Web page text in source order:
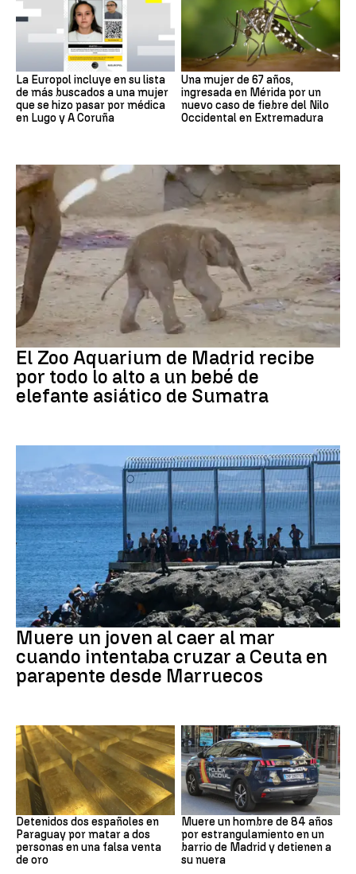
La Europol incluye en su lista
de más buscados a una mujer
que se hizo pasar por médica
en Lugo y A Coruña
Una mujer de 67 años,
ingresada en Mérida por un
nuevo caso de fiebre del Nilo
Occidental en Extremadura
Zoo de Madrid
El Zoo Aquarium de Madrid recibe
por todo lo alto a un bebé de
elefante asiático de Sumatra
Ceuta
Muere un joven al caer al mar
cuando intentaba cruzar a Ceuta en
parapente desde Marruecos
Paraguay
Detenidos dos españoles en
Paraguay por matar a dos
personas en una falsa venta
de oro
Suceso
Muere un hombre de 84 años
por estrangulamiento en un
barrio de Madrid y detienen a
su nuera